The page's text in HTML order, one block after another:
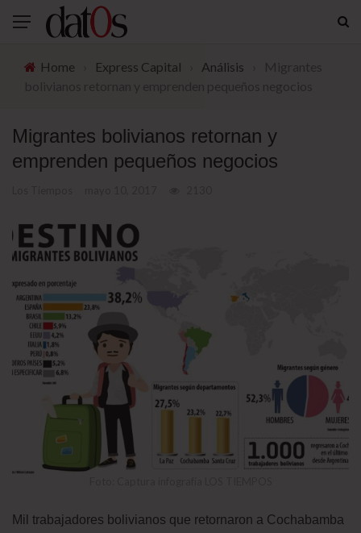
Home Express Capital Análisis
Migrantes bolivianos retornan y
emprenden pequeños negocios
Mil trabajadores bolivianos que retornaron a Cochabamba